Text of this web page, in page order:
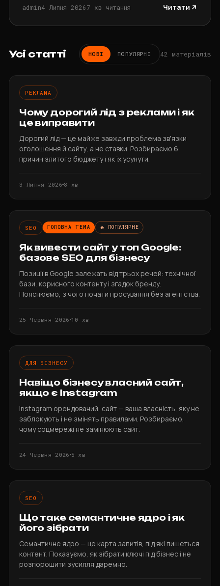
admin4 Липня 20267 хв читання Читати
Усі статті НОВІ ПОПУЛЯРНІ 42 матеріалів
РЕКЛАМА
Чому дорогий лід з реклами і як
це виправити
Дорогий лід — це майже завжди проблема зв'язки
оголошення й сайту, а не ставки. Розбираємо 6
причин злитого бюджету і як їх усунути.
3 Липня 2026 8 хв
SEO ГОЛОВНА ТЕМА 🔥 ПОПУЛЯРНЕ
Як вивести сайт у топ Google:
базове SEO для бізнесу
Позиції в Google залежать від трьох речей: технічної
бази, корисного контенту і згадок бренду.
Пояснюємо, з чого почати просування без агентства.
25 Червня 2026 10 хв
ДЛЯ БІЗНЕСУ
Навіщо бізнесу власний сайт,
якщо є Instagram
Instagram орендований, сайт — ваша власність, яку не
заблокують і не змінять правилами. Розбираємо,
чому соцмережі не замінюють сайт.
24 Червня 2026 5 хв
SEO
Що таке семантичне ядро і як
його зібрати
Семантичне ядро — це карта запитів, під які пишеться
контент. Показуємо, як зібрати ключі під бізнес і не
розпорошити зусилля даремно.